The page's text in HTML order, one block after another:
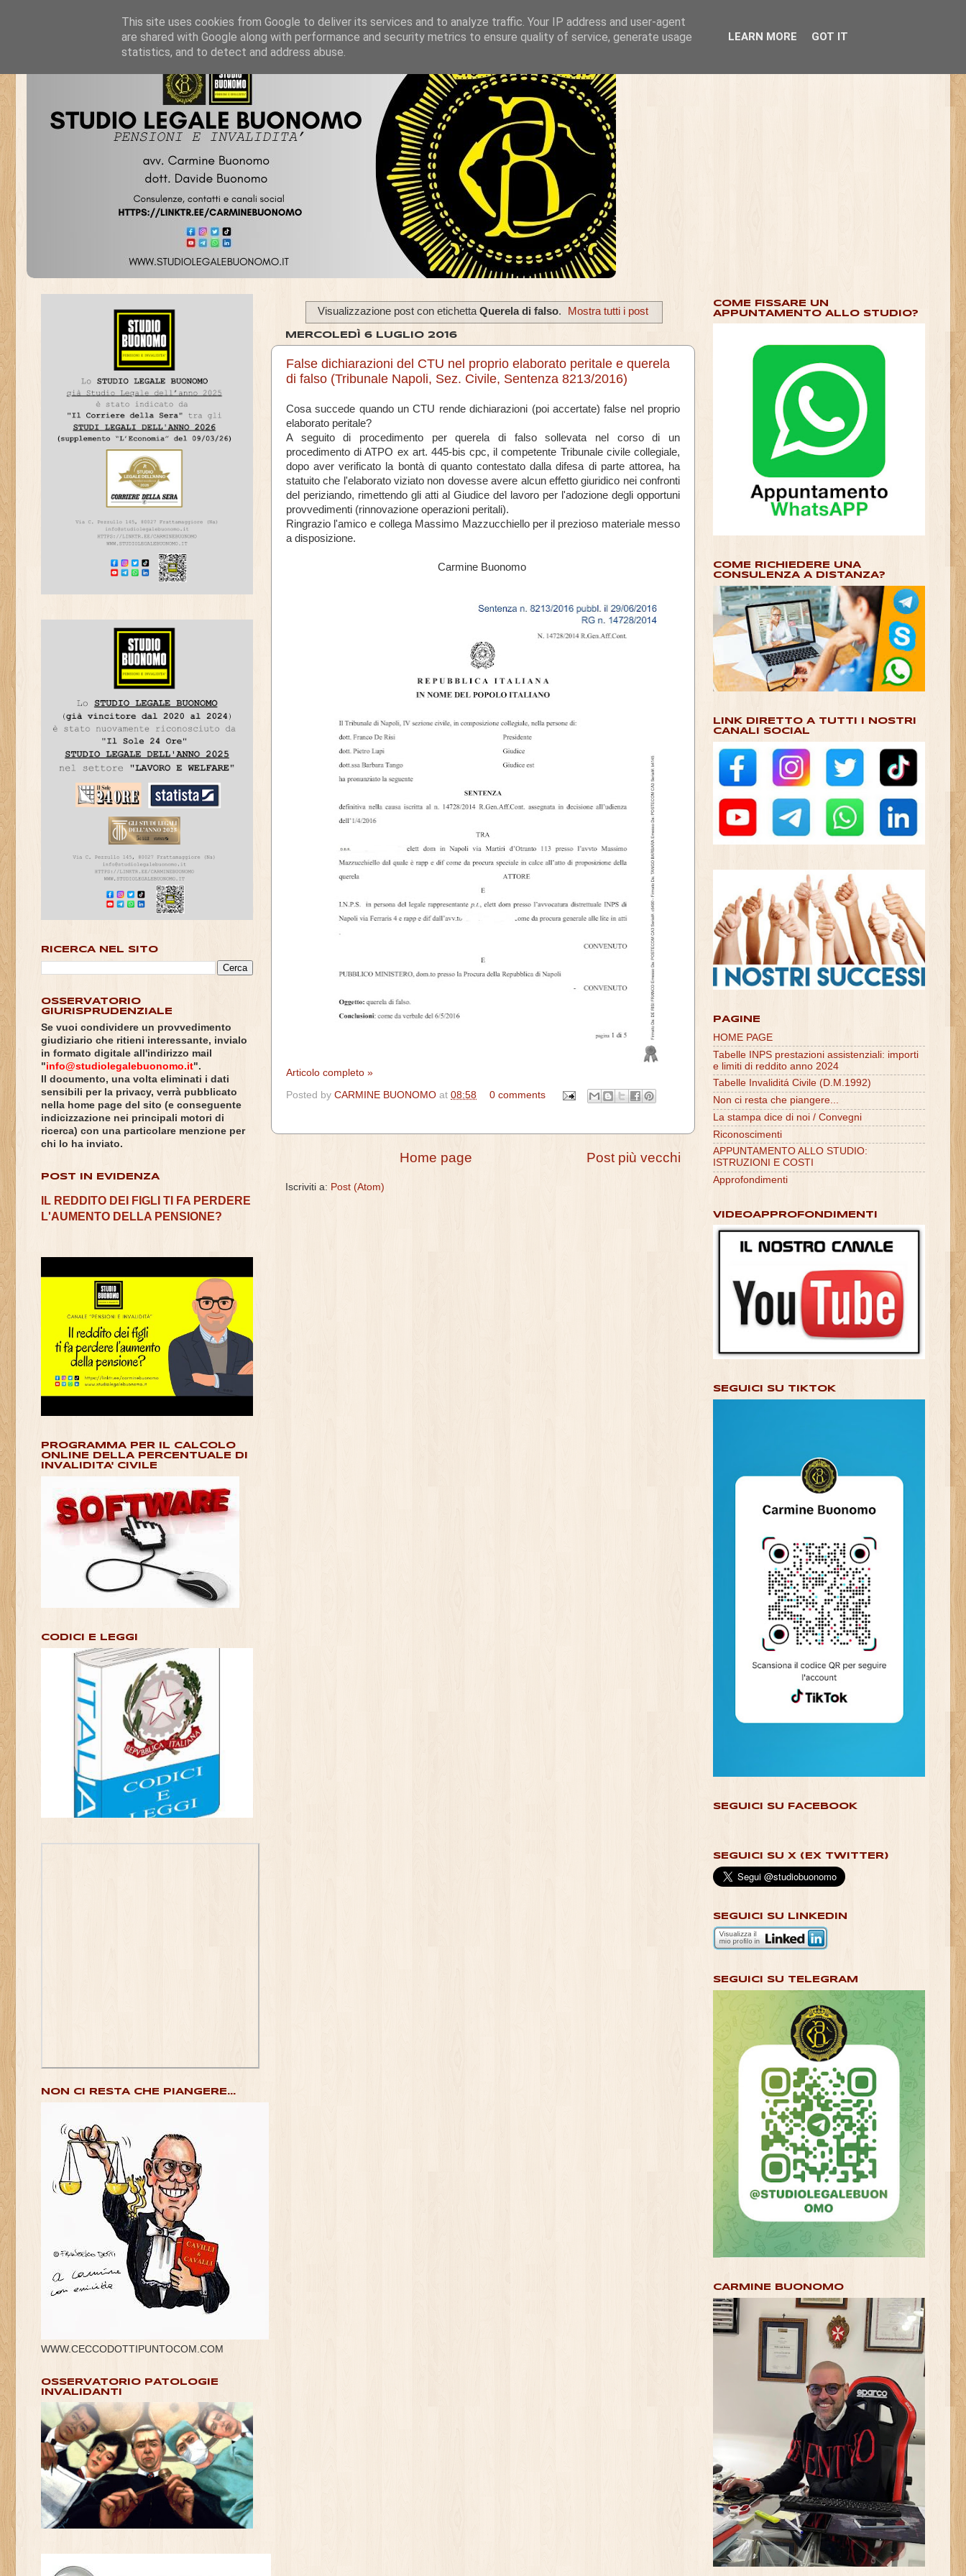
Visualizzazione post con etichettaQuerela di falso. Mostra tutti i post
MERCOLEDÌ 6 LUGLIO 2016
False dichiarazioni del CTU nel proprio elaborato peritale e querela
di falso (Tribunale Napoli, Sez. Civile, Sentenza 8213/2016)
Cosa succede quando un CTU rende dichiarazioni (poi accertate) false nel proprio
elaborato peritale?
A seguito di procedimento per querela di falso sollevata nel corso di un
procedimento di ATPO ex art. 445-bis cpc, il competente Tribunale civile collegiale,
dopo aver verificato la bontà di quanto contestato dalla difesa di parte attorea, ha
statuito che l'elaborato viziato non dovesse avere alcun effetto giuridico nei confronti
del periziando, rimettendo gli atti al Giudice del lavoro per l'adozione degli opportuni
provvedimenti (rinnovazione operazioni peritali).
Ringrazio l'amico e collega Massimo Mazzucchiello per il prezioso materiale messo
a disposizione.
Carmine Buonomo
Articolo completo »
Posted by CARMINE BUONOMO at 08:58 0 comments
Post più vecchi
Home page
Iscriviti a: Post (Atom)
RICERCA NEL SITO
OSSERVATORIO
GIURISPRUDENZIALE
Se vuoi condividere un provvedimento
giudiziario che ritieni interessante, invialo
in formato digitale all'indirizzo mail
"info@studiolegalebuonomo.it".
Il documento, una volta eliminati i dati
sensibili per la privacy, verrà pubblicato
nella home page del sito (e conseguente
indicizzazione nei principali motori di
ricerca) con una particolare menzione per
chi lo ha inviato.
POST IN EVIDENZA
IL REDDITO DEI FIGLI TI FA PERDERE
L'AUMENTO DELLA PENSIONE?
PROGRAMMA PER IL CALCOLO
ONLINE DELLA PERCENTUALE DI
INVALIDITA' CIVILE
CODICI E LEGGI
NON CI RESTA CHE PIANGERE...
WWW.CECCODOTTIPUNTOCOM.COM
OSSERVATORIO PATOLOGIE
INVALIDANTI
COME FISSARE UN
APPUNTAMENTO ALLO STUDIO?
COME RICHIEDERE UNA
CONSULENZA A DISTANZA?
LINK DIRETTO A TUTTI I NOSTRI
CANALI SOCIAL
PAGINE
HOME PAGE
Tabelle INPS prestazioni assistenziali: importi
e limiti di reddito anno 2024
Tabelle Invaliditá Civile (D.M.1992)
Non ci resta che piangere...
La stampa dice di noi / Convegni
Riconoscimenti
APPUNTAMENTO ALLO STUDIO:
ISTRUZIONI E COSTI
Approfondimenti
VIDEOAPPROFONDIMENTI
SEGUICI SU TIKTOK
SEGUICI SU FACEBOOK
SEGUICI SU X (EX TWITTER)
SEGUICI SU LINKEDIN
SEGUICI SU TELEGRAM
CARMINE BUONOMO
This site uses cookies from Google to deliver its services and to analyze traffic. Your IP address and user-agent
are shared with Google along with performance and security metrics to ensure quality of service, generate usage
statistics, and to detect and address abuse.
LEARN MORE GOT IT